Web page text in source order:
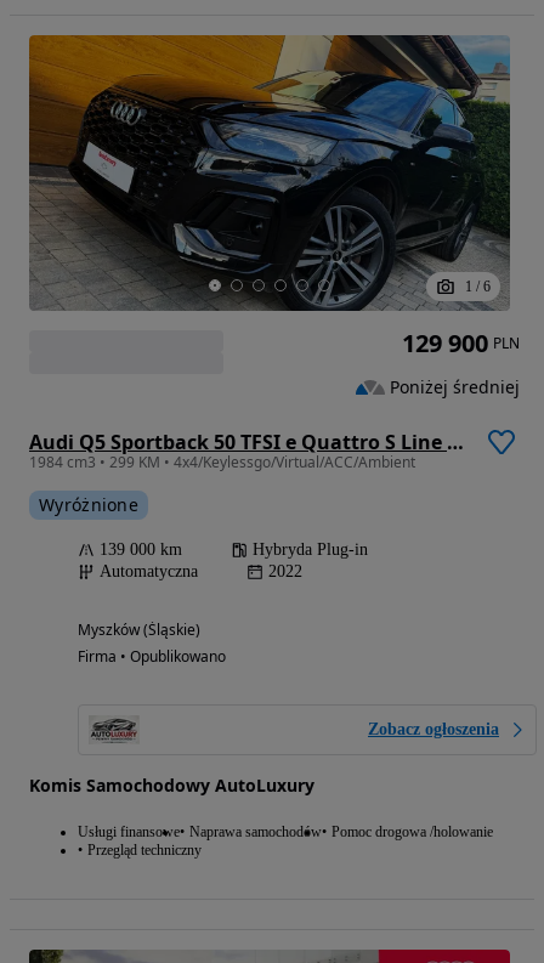
1 / 6
Audi Q5 Sportback 50 TFSI e Quattro S Line S tronic
1984 cm3 • 299 KM • 4x4/Keylessgo/Virtual/ACC/Ambient
Wyróżnione
139 000 km
Hybryda Plug-in
Automatyczna
2022
Myszków (Śląskie)
Firma • Opublikowano
Zobacz ogłoszenia
Komis Samochodowy AutoLuxury
Usługi finansowe Naprawa samochodów Pomoc drogowa /holowanie
Przegląd techniczny
129 900 PLN
Poniżej średniej